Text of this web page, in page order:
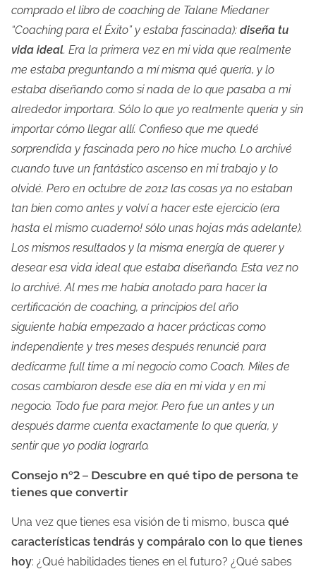
comprado el libro de coaching de Talane Miedaner
“Coaching para el Éxito” y estaba fascinada): diseña tu
vida ideal. Era la primera vez en mi vida que realmente
me estaba preguntando a mí misma qué quería, y lo
estaba diseñando como si nada de lo que pasaba a mi
alrededor importara. Sólo lo que yo realmente quería y sin
importar cómo llegar allí. Confieso que me quedé
sorprendida y fascinada pero no hice mucho. Lo archivé
cuando tuve un fantástico ascenso en mi trabajo y lo
olvidé. Pero en octubre de 2012 las cosas ya no estaban
tan bien como antes y volví a hacer este ejercicio (era
hasta el mismo cuaderno! sólo unas hojas más adelante).
Los mismos resultados y la misma energía de querer y
desear esa vida ideal que estaba diseñando. Esta vez no
lo archivé. Al mes me había anotado para hacer la
certificación de coaching, a principios del año
siguiente había empezado a hacer prácticas como
independiente y tres meses después renuncié para
dedicarme full time a mi negocio como Coach. Miles de
cosas cambiaron desde ese día en mi vida y en mi
negocio. Todo fue para mejor. Pero fue un antes y un
después darme cuenta exactamente lo que quería, y
sentir que yo podía lograrlo.
Consejo n°2 – Descubre en qué tipo de persona te
tienes que convertir
Una vez que tienes esa visión de ti mismo, busca qué
características tendrás y compáralo con lo que tienes
hoy: ¿Qué habilidades tienes en el futuro? ¿Qué sabes